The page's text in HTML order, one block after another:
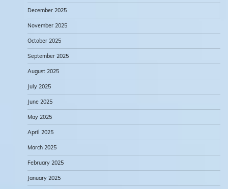
December 2025
November 2025
October 2025
September 2025
August 2025
July 2025
June 2025
May 2025
April 2025
March 2025
February 2025
January 2025